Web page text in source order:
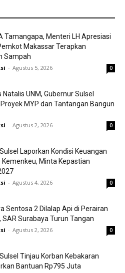
Tamangapa, Menteri LH Apresiasi
Makassar Terapkan
Sampah
- Agustus 5, 2026 0
Natalis UNM, Gubernur Sulsel
MYP dan Tantangan Bangun
- Agustus 2, 2026 0
Laporkan Kondisi Keuangan
Kemenkeu, Minta Kepastian
- Agustus 4, 2026 0
Sentosa 2 Dilalap Api di Perairan
SAR Surabaya Turun Tangan
- Agustus 2, 2026 0
Tinjau Korban Kebakaran
Bantuan Rp795 Juta